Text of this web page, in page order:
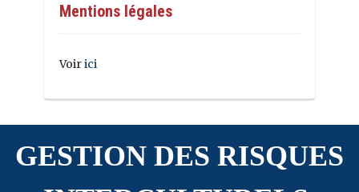
Mentions légales
Voirici
GESTION DES RISQUES